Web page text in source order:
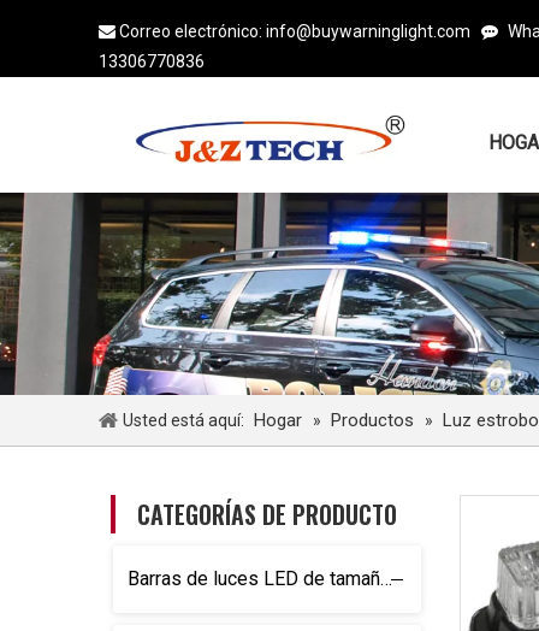
 Correo electrónico: info@buywarninglight.com 
13306770836
Usted está aquí: Hogar » Productos » Luz
CATEGORÍAS DE PRODUCTO
Barras de luces LED de tamaño completo